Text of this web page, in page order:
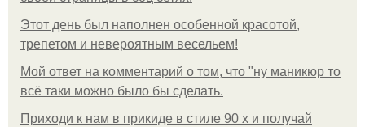
Этот день был наполнен особенной красотой,
трепетом и невероятным весельем!
Мой ответ на комментарий о том, что "ну маникюр то
всё таки можно было бы сделать.
Приходи к нам в прикиде в стиле 90 х и получай